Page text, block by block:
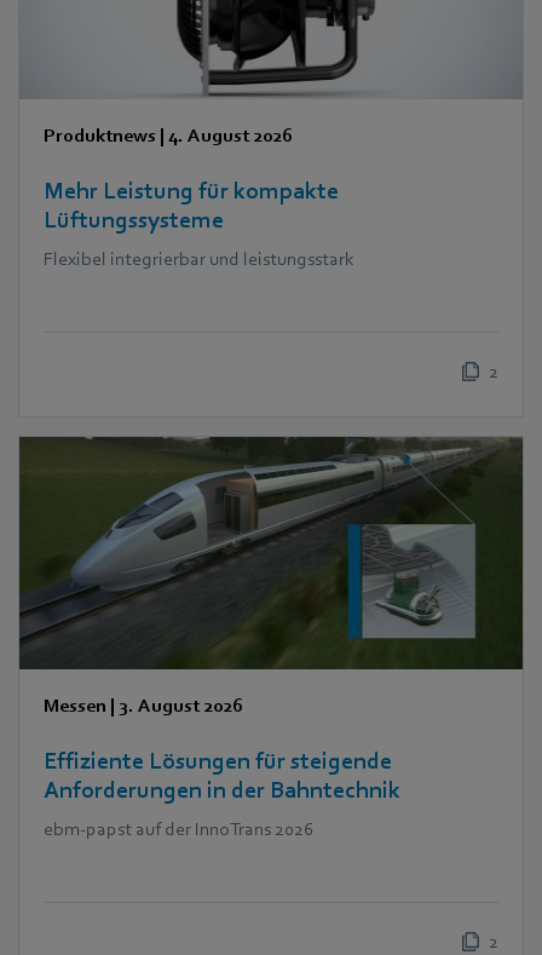
Produktnews 4. August 2026
Mehr Leistung für kompakte
Lüftungssysteme
Flexibel integrierbar und leistungsstark
2
Messen 3. August 2026
Effiziente Lösungen für steigende
Anforderungen in der Bahntechnik
ebm‑papst auf der InnoTrans 2026
2